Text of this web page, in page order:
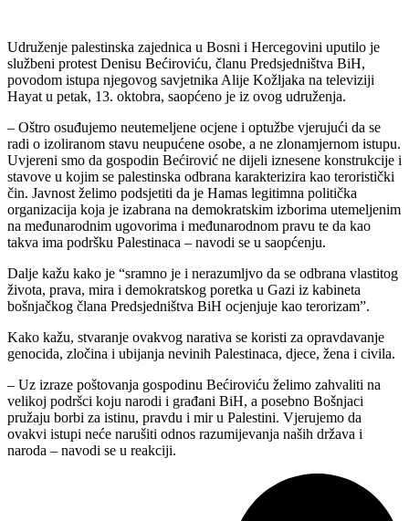
Udruženje palestinska zajednica u Bosni i Hercegovini uputilo je
službeni protest Denisu Bećiroviću, članu Predsjedništva BiH,
povodom istupa njegovog savjetnika Alije Kožljaka na televiziji
Hayat u petak, 13. oktobra, saopćeno je iz ovog udruženja.
– Oštro osuđujemo neutemeljene ocjene i optužbe vjerujući da se
radi o izoliranom stavu neupućene osobe, a ne zlonamjernom istupu.
Uvjereni smo da gospodin Bećirović ne dijeli iznesene konstrukcije i
stavove u kojim se palestinska odbrana karakterizira kao teroristički
čin. Javnost želimo podsjetiti da je Hamas legitimna politička
organizacija koja je izabrana na demokratskim izborima utemeljenim
na međunarodnim ugovorima i međunarodnom pravu te da kao
takva ima podršku Palestinaca – navodi se u saopćenju.
Dalje kažu kako je “sramno je i nerazumljvo da se odbrana vlastitog
života, prava, mira i demokratskog poretka u Gazi iz kabineta
bošnjačkog člana Predsjedništva BiH ocjenjuje kao terorizam”.
Kako kažu, stvaranje ovakvog narativa se koristi za opravdavanje
genocida, zločina i ubijanja nevinih Palestinaca, djece, žena i civila.
– Uz izraze poštovanja gospodinu Bećiroviću želimo zahvaliti na
velikoj podršci koju narodi i građani BiH, a posebno Bošnjaci
pružaju borbi za istinu, pravdu i mir u Palestini. Vjerujemo da
ovakvi istupi neće narušiti odnos razumijevanja naših država i
naroda – navodi se u reakciji.